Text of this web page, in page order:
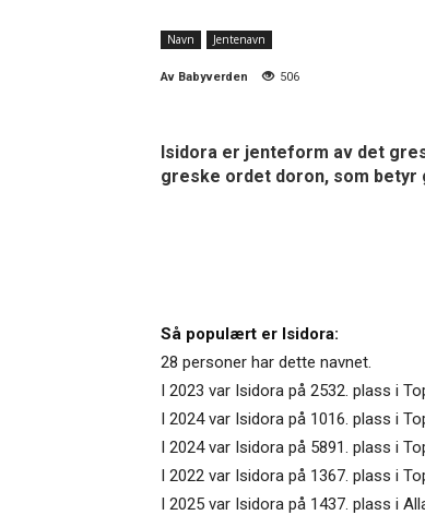
Navn Jentenavn
Av Babyverden 506
Isidora er jenteform av det
greske ordet doron, som betyr
Så populært er Isidora:
28 personer har dette navnet.
I 2023 var Isidora på 2532. plass i
I 2024 var Isidora på 1016. plass i
I 2024 var Isidora på 5891. plass i
I 2022 var Isidora på 1367. plass i
I 2025 var Isidora på 1437. plass i